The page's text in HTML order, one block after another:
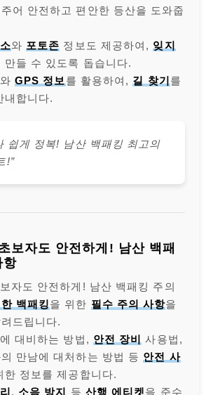
어 안전하고 편안한 등산을 도와줍
와 포토존 정보도 제공하여, 잊지
만들 수 있도록 돕습니다.
와 GPS 정보 를 활용하여, 길 찾기 를
내합니다.
쉽게 정복! 남산 백패킹 최고의
!”
보자도 안전하게! 남산 백패
항
자도 안전하게! 남산 백패킹 주의
백패킹을 위한 필수 주의 사항을
드립니다.
에 대비하는 방법, 안전 장비 사용법,
만남에 대처하는 방법 등 안전 사
한 정보를 제공합니다.
, 소음 방지 등 산행 에티켓을 준수